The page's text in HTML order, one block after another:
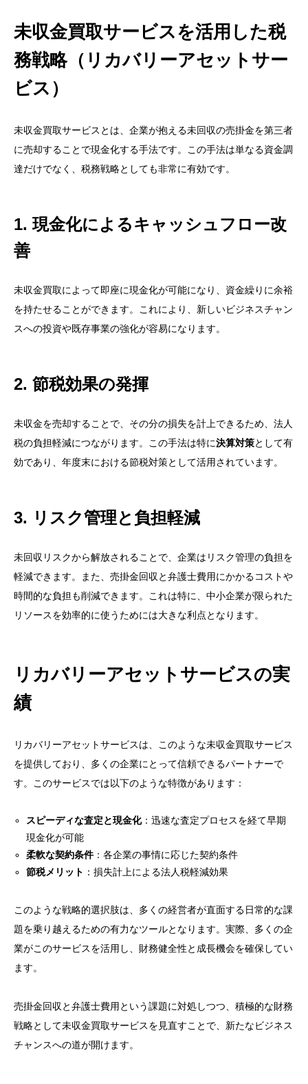
未収金買取サービスを活用した税
務戦略（リカバリーアセットサー
ビス）
未収金買取サービスとは、企業が抱える未回収の売掛金を第三者
に売却することで現金化する手法です。この手法は単なる資金調
達だけでなく、税務戦略としても非常に有効です。
1. 現金化によるキャッシュフロー改
善
未収金買取によって即座に現金化が可能になり、資金繰りに余裕
を持たせることができます。これにより、新しいビジネスチャン
スへの投資や既存事業の強化が容易になります。
2. 節税効果の発揮
未収金を売却することで、その分の損失を計上できるため、法人
税の負担軽減につながります。この手法は特に決算対策として有
効であり、年度末における節税対策として活用されています。
3. リスク管理と負担軽減
未回収リスクから解放されることで、企業はリスク管理の負担を
軽減できます。また、売掛金回収と弁護士費用にかかるコストや
時間的な負担も削減できます。これは特に、中小企業が限られた
リソースを効率的に使うためには大きな利点となります。
リカバリーアセットサービスの実
績
リカバリーアセットサービスは、このような未収金買取サービス
を提供しており、多くの企業にとって信頼できるパートナーで
す。このサービスでは以下のような特徴があります：
スピーディな査定と現金化：迅速な査定プロセスを経て早期
現金化が可能
柔軟な契約条件：各企業の事情に応じた契約条件
節税メリット ：損失計上による法人税軽減効果
このような戦略的選択肢は、多くの経営者が直面する日常的な課
題を乗り越えるための有力なツールとなります。実際、多くの企
業がこのサービスを活用し、財務健全性と成長機会を確保してい
ます。
売掛金回収と弁護士費用という課題に対処しつつ、積極的な財務
戦略として未収金買取サービスを見直すことで、新たなビジネス
チャンスへの道が開けます。